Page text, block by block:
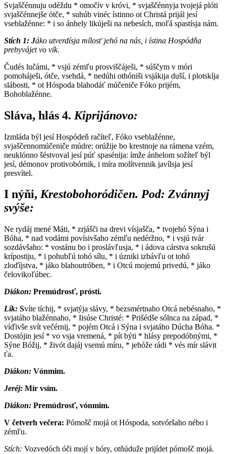
Svjaščénnuju odéždu * omočív v króvi, * svjaščénnyja tvojejá plóti
svjaščénnejše ótče, * suhúb vinéc ístinno ot Christá prijál jesí
vseblažénne: * i so ánhely likúješi na nebesích, moľá spastísja nám.
Stích 1: Jáko utverdísja mílosť jehó na nás, i ístina Hospódňa
prebyvájet vo vík.
Čudés lučámi, * vsjú zémľu prosviščáješi, * súščym v móri
pomoháješi, ótče, vsehdá, * nedúhi othóniši vsjákija duší, i plotskíja
slábosti, * ot Hóspoda blahodáť múčeniče Fóko prijém,
Bohoblažénne.
Sláva, hlás 4. Kiprijánovo:
Izmláda býl jesí Hospódeň račíteľ, Fóko vseblažénne,
svjaščennomúčeniče múdre: orúžije bo krestnoje na rámena vzém,
neuklónno šéstvoval jesí púť spasénija: ímže ánhelom sožíteľ býl
jesí, démonov protivobórnik, i míra molítvennik javílsja jesí
presvítel.
I nýňi, Krestobohoródičen. Pod: Zvánnyj
svýše:
Ne rydáj mené Máti, * zrjášči na drevi vísjašča, * tvojehó Sýna i
Bóha, * nad vodámi povísivšaho zémľu nedéržno, * i vsjú tvár
sozdávšaho: * vostánu bo i proslávľusja, * i ádova cárstva sokrušú
krípostiju, * i pohubľú tohó sílu, * i úzniki izbávľu ot tohó
zloďíjstva, * jáko blahoutróben, * i Otcú mojemú privedú, * jáko
čelovikoľúbec.
Diákon: Premúdrosť, prósti.
Lík: Svíte tíchij, * svjatýja slávy, * bezsmértnaho Otcá nebésnaho, *
svjatáho blažénnaho, * Iisúse Christé: * Prišédše sólnca na západ, *
víďivše svít večérnij, * pojém Otcá i Sýna i svjatáho Dúcha Bóha. *
Dostójin jesí * vo vsja vremená, * pít býti * hlásy prepodóbnými, *
Sýne Bóžij, * živót dajáj vsemú míru, * jehóže rádi * vés mír slávit
ťa.
Diákon: Vónmim.
Jeréj: Mír vsím.
Diákon: Premúdrosť, vónmim.
V četverh večera: Pómošč mojá ot Hóspoda, sotvóršaho nébo i
zémľu.
Stích: Vozvedóch óči mojí v hóry, otňúduže prijídet pómošč mojá.